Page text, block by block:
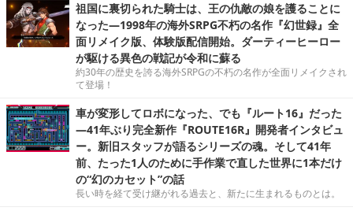
祖国に裏切られた騎士は、王の仇敵の娘を護ることに
なった―1998年の海外SRPG不朽の名作『幻世録』全
面リメイク版、体験版配信開始。ダーティーヒーロー
が駆ける異色の戦記が令和に蘇る
約30年の歴史を誇る海外SRPGの不朽の名作が全面リメイクされ
て登場！
車が変形してロボになった、でも『ルート16』だった
―41年ぶり完全新作『ROUTE16R』開発者インタビュ
ー。新旧スタッフが語るシリーズの魂。そして41年
前、たった1人のために手作業で直した世界に1本だけ
の“幻のカセット”の話
長い時を経て受け継がれる過去と、新たに生まれるものとは。